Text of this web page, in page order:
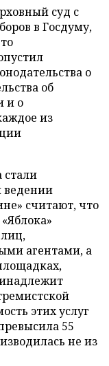
суд с
в Госдуму,
о
об
и о
из
стали
ведении
считают, что
агентами, а
этих услуг
55
не из